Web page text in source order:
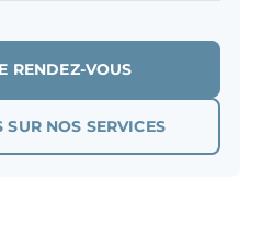
RENDEZ-VOUS
SUR NOS SERVICES